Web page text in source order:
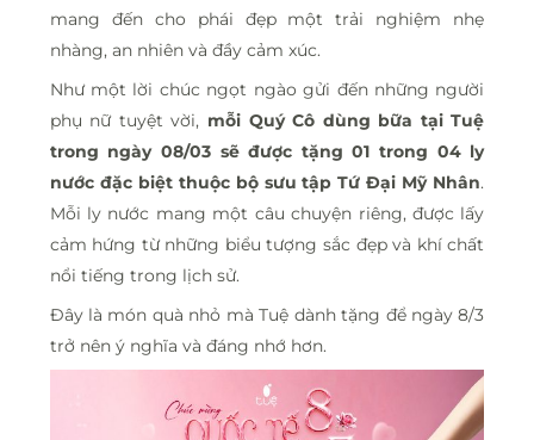
mang đến cho phái đẹp một trải nghiệm nhẹ
nhàng, an nhiên và đầy cảm xúc.
Như một lời chúc ngọt ngào gửi đến những người
phụ nữ tuyệt vời, mỗi Quý Cô dùng bữa tại Tuệ
trong ngày 08/03 sẽ được tặng 01 trong 04 ly
nước đặc biệt thuộc bộ sưu tập Tứ Đại Mỹ Nhân.
Mỗi ly nước mang một câu chuyện riêng, được lấy
cảm hứng từ những biểu tượng sắc đẹp và khí chất
nổi tiếng trong lịch sử.
Đây là món quà nhỏ mà Tuệ dành tặng để ngày 8/3
trở nên ý nghĩa và đáng nhớ hơn.